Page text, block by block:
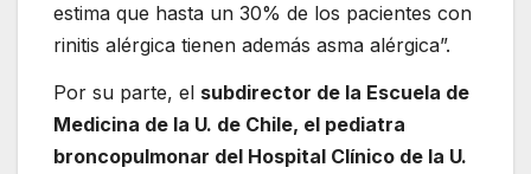
estima que hasta un 30% de los pacientes con
rinitis alérgica tienen además asma alérgica”.
Por su parte, el subdirector de la Escuela de
Medicina de la U. de Chile, el pediatra
broncopulmonar del Hospital Clínico de la U.